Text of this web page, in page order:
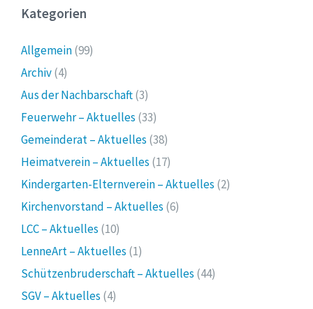
Kategorien
Allgemein(99)
Archiv(4)
Aus der Nachbarschaft(3)
Feuerwehr – Aktuelles (33)
Gemeinderat – Aktuelles (38)
Heimatverein – Aktuelles (17)
Kindergarten-Elternverein – Aktuelles (2)
Kirchenvorstand – Aktuelles (6)
LCC – Aktuelles (10)
LenneArt – Aktuelles (1)
Schützenbruderschaft – Aktuelles (44)
SGV – Aktuelles (4)